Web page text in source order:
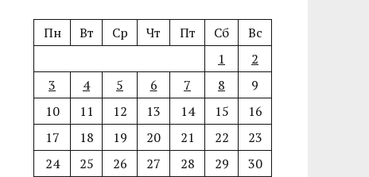
Пн Вт Ср Чт Пт Сб
Вс
1
2
3
4 5 6 7 8
9
10
11 12 13 14 15
16
17
18 19 20 21 22
23
24
25 26 27 28 29
30